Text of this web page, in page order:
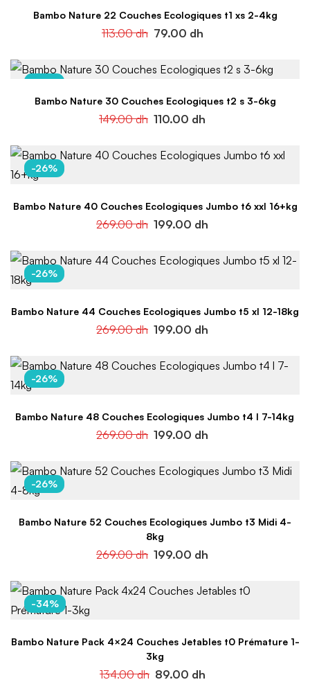
Bambo Nature 22 Couches Ecologiques t1 xs 2-4kg
113.00dh 79.00 dh
-26%
Bambo Nature 30 Couches Ecologiques t2 s 3-6kg
149.00dh 110.00 dh
-26%
Bambo Nature 40 Couches Ecologiques Jumbo t6 xxl 16+kg
269.00dh 199.00 dh
-26%
Bambo Nature 44 Couches Ecologiques Jumbo t5 xl 12-18kg
269.00dh 199.00 dh
-26%
Bambo Nature 48 Couches Ecologiques Jumbo t4 l 7-14kg
269.00dh 199.00 dh
-26%
Bambo Nature 52 Couches Ecologiques Jumbo t3 Midi 4-
8kg
269.00dh 199.00 dh
-34%
Bambo Nature Pack 4×24 Couches Jetables t0 Prémature 1-
3kg
134.00dh 89.00 dh